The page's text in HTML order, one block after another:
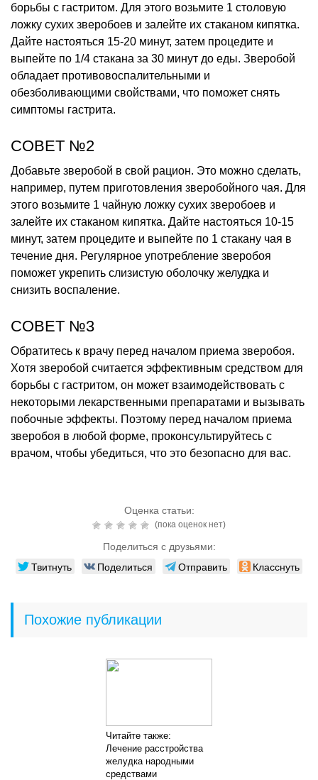
борьбы с гастритом. Для этого возьмите 1 столовую
ложку сухих зверобоев и залейте их стаканом кипятка.
Дайте настояться 15-20 минут, затем процедите и
выпейте по 1/4 стакана за 30 минут до еды. Зверобой
обладает противовоспалительными и
обезболивающими свойствами, что поможет снять
симптомы гастрита.
СОВЕТ №2
Добавьте зверобой в свой рацион. Это можно сделать,
например, путем приготовления зверобойного чая. Для
этого возьмите 1 чайную ложку сухих зверобоев и
залейте их стаканом кипятка. Дайте настояться 10-15
минут, затем процедите и выпейте по 1 стакану чая в
течение дня. Регулярное употребление зверобоя
поможет укрепить слизистую оболочку желудка и
снизить воспаление.
СОВЕТ №3
Обратитесь к врачу перед началом приема зверобоя.
Хотя зверобой считается эффективным средством для
борьбы с гастритом, он может взаимодействовать с
некоторыми лекарственными препаратами и вызывать
побочные эффекты. Поэтому перед началом приема
зверобоя в любой форме, проконсультируйтесь с
врачом, чтобы убедиться, что это безопасно для вас.
Оценка статьи:
(пока оценок нет)
Поделиться с друзьями:
Твитнуть Поделиться Отправить Класснуть
Похожие публикации
Читайте также:
Лечение расстройства
желудка народными
средствами